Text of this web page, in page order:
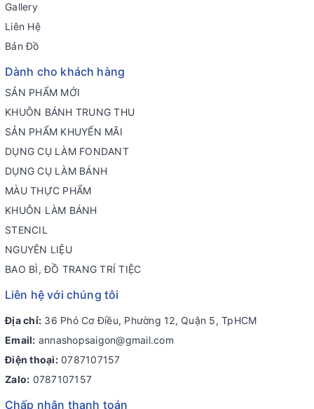
Gallery
Liên Hệ
Bản Đồ
Dành cho khách hàng
SẢN PHẨM MỚI
KHUÔN BÁNH TRUNG THU
SẢN PHẨM KHUYẾN MÃI
DỤNG CỤ LÀM FONDANT
DỤNG CỤ LÀM BÁNH
MÀU THỰC PHẨM
KHUÔN LÀM BÁNH
STENCIL
NGUYÊN LIỆU
BAO BÌ, ĐỒ TRANG TRÍ TIỆC
Liên hệ với chúng tôi
Địa chỉ: 36 Phó Cơ Điều, Phường 12, Quận 5, TpHCM
Email: annashopsaigon@gmail.com
Điện thoại: 0787107157
Zalo: 0787107157
Chấp nhận thanh toán